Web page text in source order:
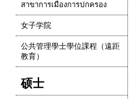
สาขาการเมืองการปกครอง
女子学院
公共管理學士學位課程（遠距
教育）
硕士